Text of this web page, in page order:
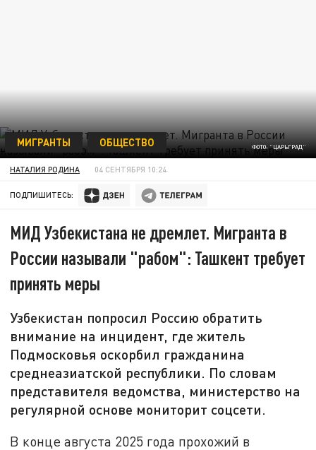
ФОТО: "ЦАРЬГРАД"
МИГРАНТЫ ОБЩЕСТВО
НАТАЛИЯ РОДИНА 04 СЕНТЯБРЯ 10:24
ПОДПИШИТЕСЬ:
МИД Узбекистана не дремлет. Мигранта в
России называли "рабом": Ташкент требует
принять меры
Узбекистан попросил Россию обратить
внимание на инцидент, где житель
Подмосковья оскорбил гражданина
среднеазиатской республики. По словам
представителя ведомства, министерство на
регулярной основе мониторит соцсети.
В конце августа 2025 года прохожий в